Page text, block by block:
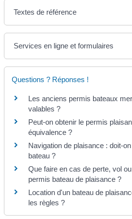
Textes de référence
Services en ligne et formulaires
Questions ? Réponses !
Les anciens permis bateaux
valables ?
Peut-on obtenir le permis
équivalence ?
Navigation de plaisance : doit-
bateau ?
Que faire en cas de perte, vol
permis bateau de plaisance ?
Location d'un bateau de
les règles ?